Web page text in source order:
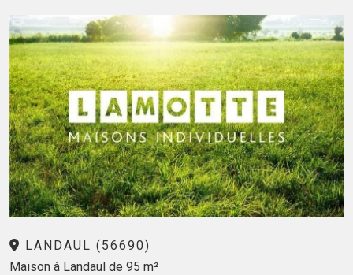
LANDAUL (56690)
Maison à Landaul de 95 m²